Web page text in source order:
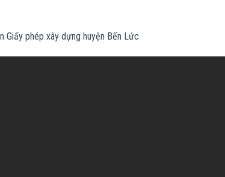
Giấy phép xây dựng huyện Bến Lức